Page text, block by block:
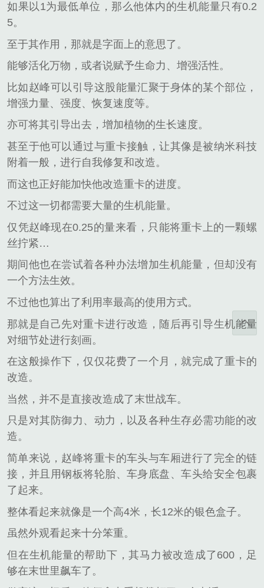
如果以1为最低单位，那么他体内的生机能量只有0.2
5。
至于其作用，那就是字面上的意思了。
能够活化万物，或者说赋予生命力、增强活性。
比如赵峰可以引导这股能量汇聚于身体的某个部位，
增强力量、强度、恢复速度等。
亦可将其引导出去，增加植物的生长速度。
甚至于他可以通过与重卡接触，让其像是被纳米科技
附着一般，进行自我修复和改造。
而这也正好能加快他改造重卡的进度。
不过这一切都需要大量的生机能量。
仅凭赵峰现在0.25的量来看，只能将重卡上的一颗螺
丝拧紧…
期间他也在尝试着各种办法增加生机能量，但却没有
一个方法生效。
不过他也算出了利用率最高的使用方式。
那就是自己先对重卡进行改造，随后再引导生机能量
对细节处进行刻画。
在这般操作下，仅仅花费了一个月，就完成了重卡的
改造。
当然，并不是直接改造成了末世战车。
只是对其防御力、动力，以及各种生存必需功能的改
造。
简单来说，赵峰将重卡的车头与车厢进行了完全的链
接，并且用钢板将轮胎、车身底盘、车头给安全包裹
了起来。
整体看起来就像是一个高4米，长12米的银色盒子。
虽然外观看起来十分笨重。
但在生机能量的帮助下，其马力被改造成了600，足
够在末世里飙车了。